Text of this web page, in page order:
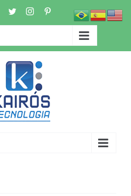
Facebook
TwitterInstagramPinterest